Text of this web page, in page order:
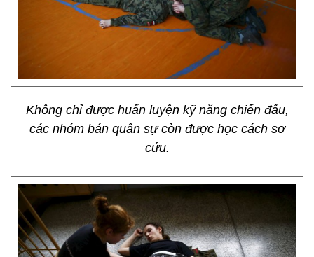
Không chỉ được huấn luyện kỹ năng chiến đấu,
các nhóm bán quân sự còn được học cách sơ
cứu.